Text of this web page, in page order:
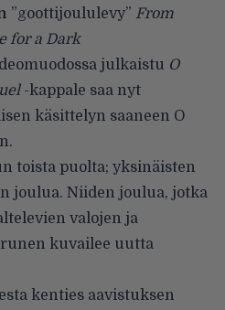
”goottijoululevy” From
for a Dark
julkaistu O
-kappale saa nyt
käsittelyn saaneen O
toista puolta; yksinäisten
joulua. Niiden joulua, jotka
valojen ja
kuvailee uutta
kenties aavistuksen